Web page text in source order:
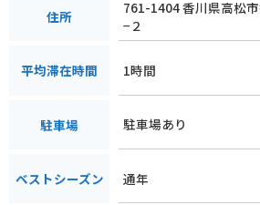
住所
761-1404 香川県高松
−２
平均滞在時間 1時間
駐車場 駐車場あり
ベストシーズン 通年